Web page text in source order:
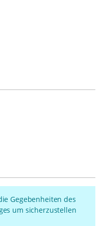
Gegebenheiten des
um sicherzustellen